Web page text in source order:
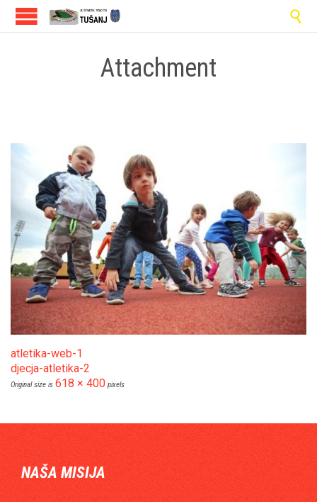

Attachment
atletika-web-1
djecja-atletika-2
Original size is 618 × 400 pixels
NAŠA MISIJA